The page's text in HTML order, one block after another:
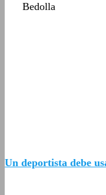
Bedolla
Un deportista debe